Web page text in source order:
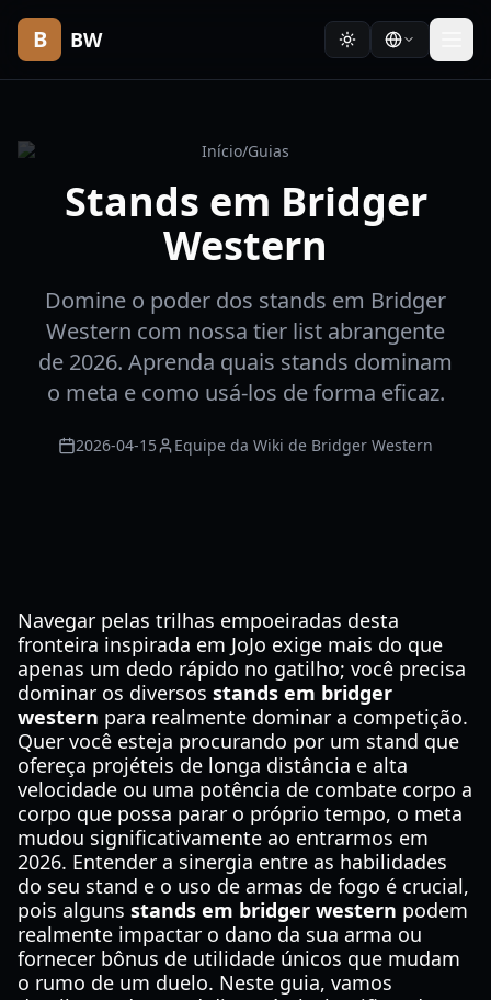
B BW
Início/Guias
Stands em Bridger
Western
Domine o poder dos stands em Bridger
Western com nossa tier list abrangente
de 2026. Aprenda quais stands dominam
o meta e como usá-los de forma eficaz.
2026-04-15 Equipe da Wiki de Bridger Western
Navegar pelas trilhas empoeiradas desta
fronteira inspirada em JoJo exige mais do que
apenas um dedo rápido no gatilho; você precisa
dominar os diversos stands em bridger
western para realmente dominar a competição.
Quer você esteja procurando por um stand que
ofereça projéteis de longa distância e alta
velocidade ou uma potência de combate corpo a
corpo que possa parar o próprio tempo, o meta
mudou significativamente ao entrarmos em
2026. Entender a sinergia entre as habilidades
do seu stand e o uso de armas de fogo é crucial,
pois alguns stands em bridger western podem
realmente impactar o dano da sua arma ou
fornecer bônus de utilidade únicos que mudam
o rumo de um duelo. Neste guia, vamos